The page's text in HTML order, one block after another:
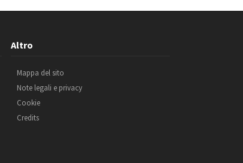
Altro
Mappa del sito
Note legali e privacy
Cookie
Credits